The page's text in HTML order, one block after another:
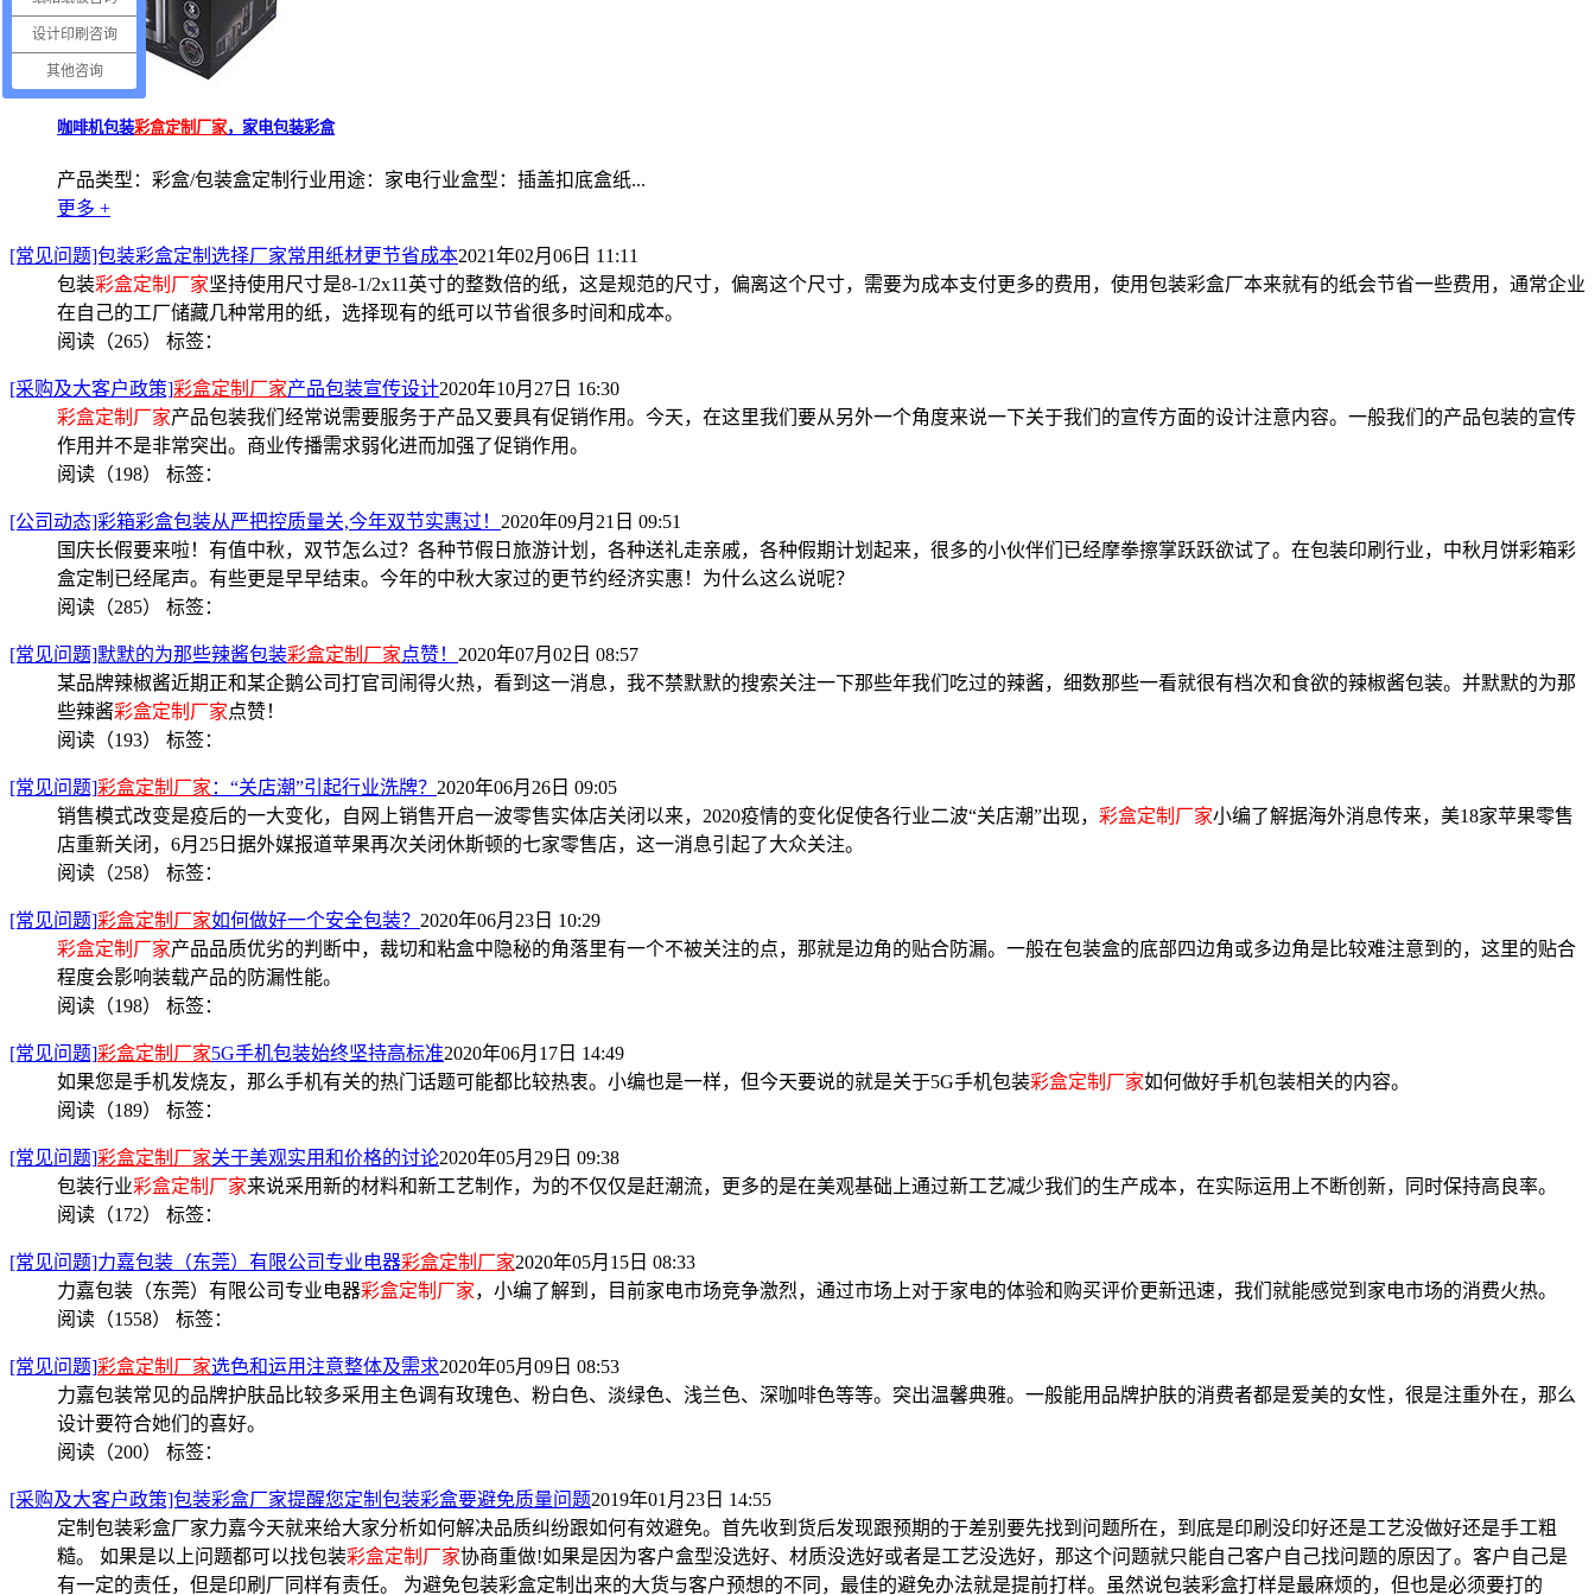
咖啡机包装彩盒定制厂家，家电包装彩盒
产品类型：彩盒/包装盒定制行业用途：家电行业盒型：插盖扣底盒纸...
更多 +
[常见问题]包装彩盒定制选择厂家常用纸材更节省成本2021年02月06日 11:11
包装彩盒定制厂家坚持使用尺寸是8-1/2x11英寸的整数倍的纸，这是规范的尺寸，偏离这个尺寸，需要为成本支付更多的费用，使用包装彩盒厂本来就有的纸会节省一些费用，通常企业
在自己的工厂储藏几种常用的纸，选择现有的纸可以节省很多时间和成本。
阅读（265） 标签：
[采购及大客户政策]彩盒定制厂家产品包装宣传设计2020年10月27日 16:30
彩盒定制厂家产品包装我们经常说需要服务于产品又要具有促销作用。今天，在这里我们要从另外一个角度来说一下关于我们的宣传方面的设计注意内容。一般我们的产品包装的宣传
作用并不是非常突出。商业传播需求弱化进而加强了促销作用。
阅读（198） 标签：
[公司动态]彩箱彩盒包装从严把控质量关,今年双节实惠过！ 2020年09月21日 09:51
国庆长假要来啦！有值中秋，双节怎么过？各种节假日旅游计划，各种送礼走亲戚，各种假期计划起来，很多的小伙伴们已经摩拳擦掌跃跃欲试了。在包装印刷行业，中秋月饼彩箱彩
盒定制已经尾声。有些更是早早结束。今年的中秋大家过的更节约经济实惠！为什么这么说呢？
阅读（285） 标签：
[常见问题]默默的为那些辣酱包装彩盒定制厂家点赞！ 2020年07月02日 08:57
某品牌辣椒酱近期正和某企鹅公司打官司闹得火热，看到这一消息，我不禁默默的搜索关注一下那些年我们吃过的辣酱，细数那些一看就很有档次和食欲的辣椒酱包装。并默默的为那
些辣酱彩盒定制厂家点赞！
阅读（193） 标签：
[常见问题]彩盒定制厂家 ：“关店潮”引起行业洗牌？ 2020年06月26日 09:05
销售模式改变是疫后的一大变化，自网上销售开启一波零售实体店关闭以来，2020疫情的变化促使各行业二波“关店潮”出现， 彩盒定制厂家小编了解据海外消息传来，美18家苹果零售
店重新关闭，6月25日据外媒报道苹果再次关闭休斯顿的七家零售店，这一消息引起了大众关注。
阅读（258） 标签：
[常见问题]彩盒定制厂家如何做好一个安全包装？ 2020年06月23日 10:29
彩盒定制厂家产品品质优劣的判断中，裁切和粘盒中隐秘的角落里有一个不被关注的点，那就是边角的贴合防漏。一般在包装盒的底部四边角或多边角是比较难注意到的，这里的贴合
程度会影响装载产品的防漏性能。
阅读（198） 标签：
[常见问题]彩盒定制厂家5G手机包装始终坚持高标准2020年06月17日 14:49
如果您是手机发烧友，那么手机有关的热门话题可能都比较热衷。小编也是一样，但今天要说的就是关于5G手机包装彩盒定制厂家如何做好手机包装相关的内容。
阅读（189） 标签：
[常见问题]彩盒定制厂家关于美观实用和价格的讨论2020年05月29日 09:38
包装行业彩盒定制厂家来说采用新的材料和新工艺制作，为的不仅仅是赶潮流，更多的是在美观基础上通过新工艺减少我们的生产成本，在实际运用上不断创新，同时保持高良率。
阅读（172） 标签：
[常见问题]力嘉包装（东莞）有限公司专业电器彩盒定制厂家2020年05月15日 08:33
力嘉包装（东莞）有限公司专业电器彩盒定制厂家，小编了解到，目前家电市场竞争激烈，通过市场上对于家电的体验和购买评价更新迅速，我们就能感觉到家电市场的消费火热。
阅读（1558） 标签：
[常见问题]彩盒定制厂家选色和运用注意整体及需求2020年05月09日 08:53
力嘉包装常见的品牌护肤品比较多采用主色调有玫瑰色、粉白色、淡绿色、浅兰色、深咖啡色等等。突出温馨典雅。一般能用品牌护肤的消费者都是爱美的女性，很是注重外在，那么
设计要符合她们的喜好。
阅读（200） 标签：
[采购及大客户政策]包装彩盒厂家提醒您定制包装彩盒要避免质量问题2019年01月23日 14:55
定制包装彩盒厂家力嘉今天就来给大家分析如何解决品质纠纷跟如何有效避免。首先收到货后发现跟预期的于差别要先找到问题所在，到底是印刷没印好还是工艺没做好还是手工粗
糙。 如果是以上问题都可以找包装彩盒定制厂家协商重做!如果是因为客户盒型没选好、材质没选好或者是工艺没选好，那这个问题就只能自己客户自己找问题的原因了。客户自己是
有一定的责任，但是印刷厂同样有责任。 为避免包装彩盒定制出来的大货与客户预想的不同，最佳的避免办法就是提前打样。虽然说包装彩盒打样是最麻烦的，但也是必须要打的
设计印刷咨询
其他咨询